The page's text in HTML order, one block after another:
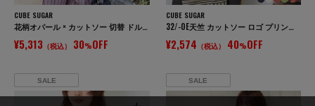
CUBE SUGAR
花柄オパール × カットソー 切替 ドルマン Tシャツ
¥5,313 （税込） 30%OFF
CUBE SUGAR
32/-OE天竺 カットソー ロゴ プリント Tシャツ
¥2,574 （税込） 40%OFF
SALE SALE